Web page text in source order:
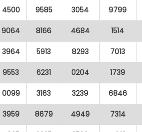
4500 9585 3054 9799
9064 8166 4684 1514
3964 5913 8293 7013
9553 6231 0204 1739
0099 3163 3239 6846
3959 8679 4949 7314